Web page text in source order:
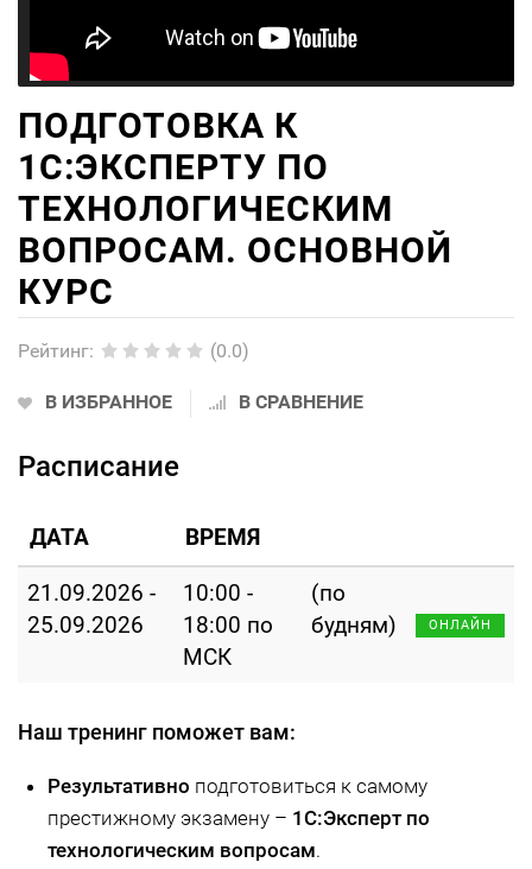
ПОДГОТОВКА К
1С:ЭКСПЕРТУ ПО
ТЕХНОЛОГИЧЕСКИМ
ВОПРОСАМ. ОСНОВНОЙ
КУРС
Рейтинг: (0.0)
В ИЗБРАННОЕ В СРАВНЕНИЕ
Расписание
ДАТА ВРЕМЯ
21.09.2026 -
25.09.2026
10:00 -
18:00 по
МСК
(по
будням)
ОНЛАЙН
Наш тренинг поможет вам:
Результативно подготовиться к самому
престижному экзамену – 1С:Эксперт по
технологическим вопросам.